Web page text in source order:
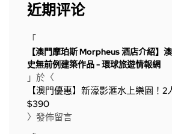
近期评论
「
【澳門摩珀斯 Morpheus 酒店介紹】
史無前例建築作品 - 環球旅遊情報網
」於〈
【澳門優惠】新濠影滙水上樂園！
$390
〉發佈留言